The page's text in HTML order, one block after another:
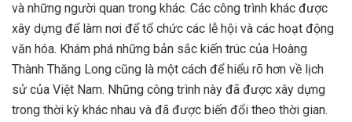
và những người quan trong khác. Các công trình khác được
xây dựng để làm nơi để tổ chức các lễ hội và các hoạt động
văn hóa. Khám phá những bản sắc kiến trúc của Hoàng
Thành Thăng Long cũng là một cách để hiểu rõ hơn về lịch
sử của Việt Nam. Những công trình này đã được xây dựng
trong thời kỳ khác nhau và đã được biến đổi theo thời gian.